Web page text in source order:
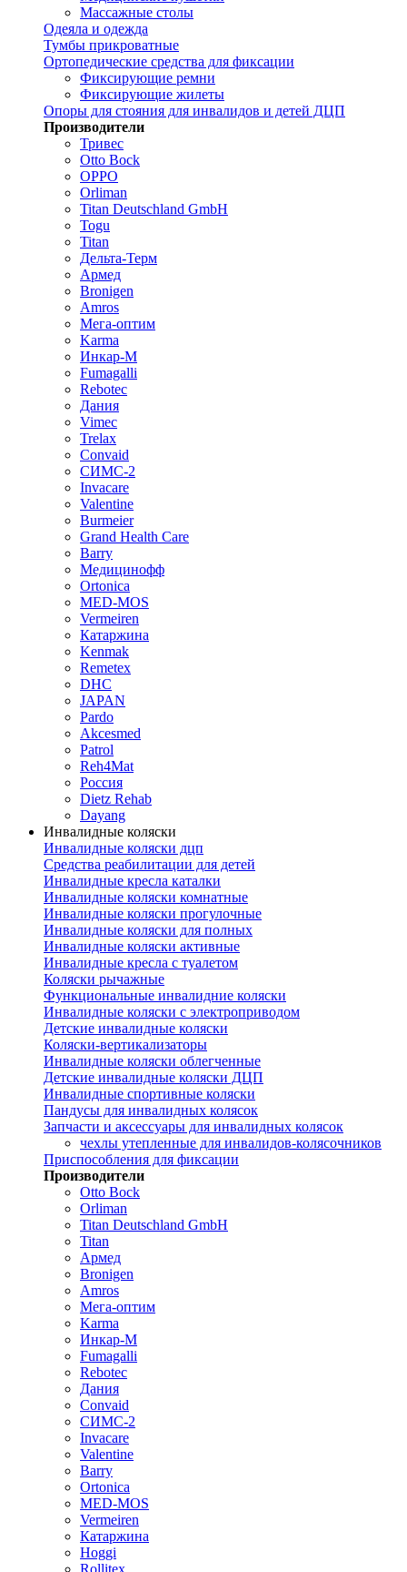
Массажные столы
Одеяла и одежда
Тумбы прикроватные
Ортопедические средства для фиксации
Фиксирующие ремни
Фиксирующие жилеты
Опоры для стояния для инвалидов и детей ДЦП
Производители
Тривес
Otto Bock
OPPO
Orliman
Titan Deutschland GmbH
Togu
Titan
Дельта-Терм
Армед
Bronigen
Amros
Мега-оптим
Karma
Инкар-М
Fumagalli
Rebotec
Дания
Vimec
Trelax
Convaid
СИМС-2
Invacare
Valentine
Burmeier
Grand Health Care
Barry
Медицинофф
Ortonica
MED-MOS
Vermeiren
Катаржина
Kenmak
Remetex
DHC
JAPAN
Pardo
Akcesmed
Patrol
Reh4Mat
Россия
Dietz Rehab
Dayang
Инвалидные коляски
Инвалидные коляски дцп
Средства реабилитации для детей
Инвалидные кресла каталки
Инвалидные коляски комнатные
Инвалидные коляски прогулочные
Инвалидные коляски для полных
Инвалидные коляски активные
Инвалидные кресла с туалетом
Коляски рычажные
Функциональные инвалидние коляски
Инвалидные коляски с электроприводом
Детские инвалидные коляски
Коляски-вертикализаторы
Инвалидные коляски облегченные
Детские инвалидные коляски ДЦП
Инвалидные спортивные коляски
Пандусы для инвалидных колясок
Запчасти и аксессуары для инвалидных колясок
чехлы утепленные для инвалидов-колясочников
Приспособления для фиксации
Производители
Otto Bock
Orliman
Titan Deutschland GmbH
Titan
Армед
Bronigen
Amros
Мега-оптим
Karma
Инкар-М
Fumagalli
Rebotec
Дания
Convaid
СИМС-2
Invacare
Valentine
Barry
Ortonica
MED-MOS
Vermeiren
Катаржина
Hoggi
Rollitex